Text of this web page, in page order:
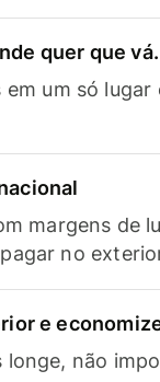
quer que vá.
em um só
margens de
no
e
longe, não